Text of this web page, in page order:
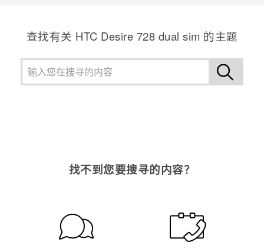
查找有关 HTC Desire 728 dual sim 的主题
找不到您要搜寻的内容？